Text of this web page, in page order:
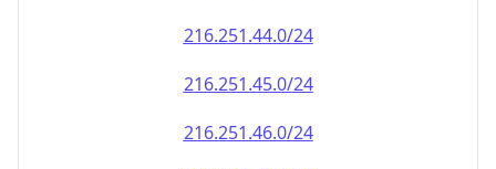
216.251.44.0/24
216.251.45.0/24
216.251.46.0/24